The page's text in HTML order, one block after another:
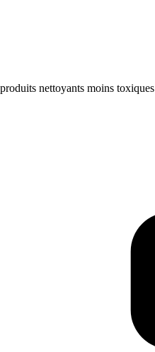
nettoyants moins toxiques